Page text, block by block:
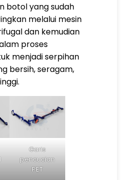
botol yang sudah
melalui mesin
dan kemudian
proses
menjadi serpihan
bersih, seragam,
Garis
pencucian
PET